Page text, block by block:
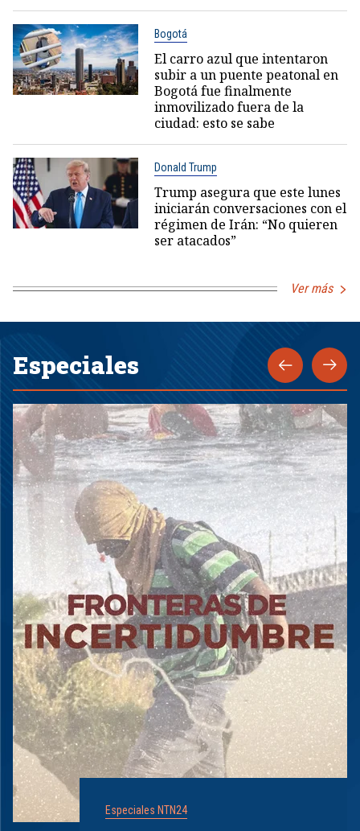
Bogotá
El carro azul que intentaron
subir a un puente peatonal en
Bogotá fue finalmente
inmovilizado fuera de la
ciudad: esto se sabe
Donald Trump
Trump asegura que este lunes
iniciarán conversaciones con el
régimen de Irán: “No quieren
ser atacados”
Ver más
Especiales
Especiales NTN24